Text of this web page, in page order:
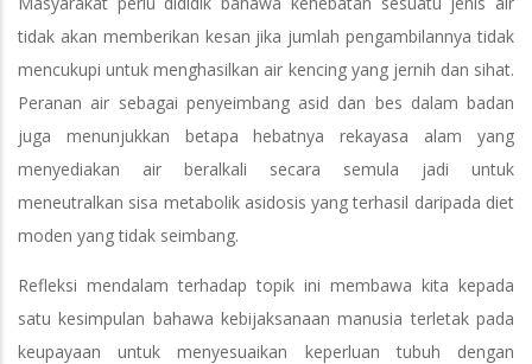
tidak akan memberikan kesan jika jumlah pengambilannya tidak
mencukupi untuk menghasilkan air kencing yang jernih dan sihat.
Peranan air sebagai penyeimbang asid dan bes dalam badan
juga menunjukkan betapa hebatnya rekayasa alam yang
menyediakan air beralkali secara semula jadi untuk
meneutralkan sisa metabolik asidosis yang terhasil daripada diet
moden yang tidak seimbang.
Refleksi mendalam terhadap topik ini membawa kita kepada
satu kesimpulan bahawa kebijaksanaan manusia terletak pada
keupayaan untuk menyesuaikan keperluan tubuh dengan